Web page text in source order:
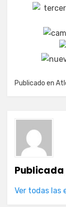
Publicado en
Ver todas las